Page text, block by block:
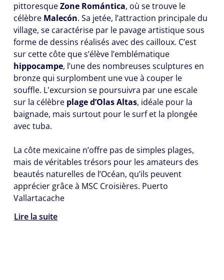
pittoresqueZone Romántica, où se trouve le
célèbre Malecón. Sa jetée, l’attraction principale du
village, se caractérise par le pavage artistique sous
forme de dessins réalisés avec des cailloux. C’est
sur cette côte que s’élève l’emblématique
hippocampe, l’une des nombreuses sculptures en
bronze qui surplombent une vue à couper le
souffle. L'excursion se poursuivra par une escale
sur la célèbre plage d’Olas Altas, idéale pour la
baignade, mais surtout pour le surf et la plongée
avec tuba.
La côte mexicaine n’offre pas de simples plages,
mais de véritables trésors pour les amateurs des
beautés naturelles de l’Océan, qu’ils peuvent
apprécier grâce à MSC Croisières. Puerto
Vallartacache
Lire la suite